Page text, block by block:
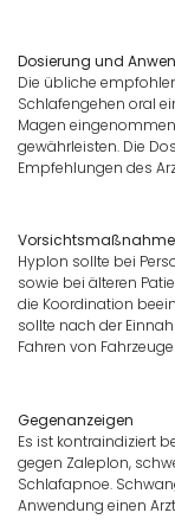
Dosierung und
Die übliche
Schlafengehen oral
Magen
gewährleisten. Die
Empfehlungen des
Hyplon sollte bei
sowie bei älteren
die Koordination
sollte nach der
Fahren von
Gegenanzeigen
Es ist kontraindiziert
gegen Zaleplon,
Schlafapnoe.
Anwendung einen